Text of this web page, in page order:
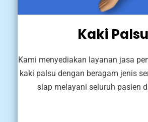
Kaki Palsu
Kami menyediakan layanan jasa
kaki palsu dengan beragam jenis
siap melayani seluruh pasien